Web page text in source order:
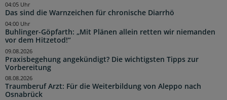
Das sind die Warnzeichen für chronische Diarrhö
04:05 Uhr
Buhlinger-Göpfarth: „Mit Plänen allein retten wir niemanden
vor dem Hitzetod!“
04:00 Uhr
Praxisbegehung angekündigt? Die wichtigsten Tipps zur
Vorbereitung
09.08.2026
Traumberuf Arzt: Für die Weiterbildung von Aleppo nach
Osnabrück
08.08.2026